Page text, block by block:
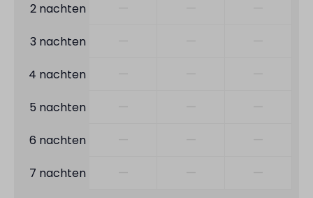
2 nachten
3 nachten
4 nachten
5 nachten
6 nachten
7 nachten